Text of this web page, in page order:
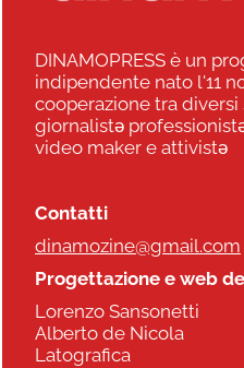
DINAMOPRESS è un
indipendente nato l'11
cooperazione tra diversi
giornalistə
video maker e attivistə
Contatti
dinamozine@gmail.com
Progettazione e web
Lorenzo Sansonetti
Alberto de Nicola
Latografica